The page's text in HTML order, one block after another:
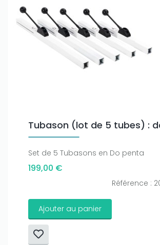
Tubason (lot de 5 tubes) :
Set de 5 Tubasons en Do penta
199,00 €
Référence :
Ajouter au panier